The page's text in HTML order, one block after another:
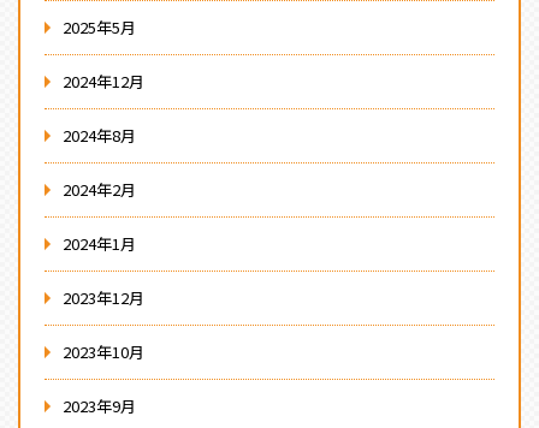
2025年5月
2024年12月
2024年8月
2024年2月
2024年1月
2023年12月
2023年10月
2023年9月